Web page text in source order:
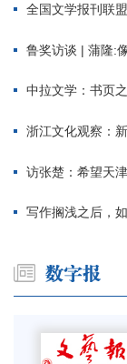
全国文学报刊联
鲁奖访谈 | 蒲隆:
中拉文学：书页
浙江文化观察：
访张楚：希望天
写作搁浅之后，